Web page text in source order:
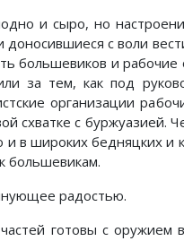
и сыро, но
с воли
большевиков и
за тем, как под
организации
схватке с буржуазией.
в широких бедняцких и
большевикам.
радостью.
готовы с оружием